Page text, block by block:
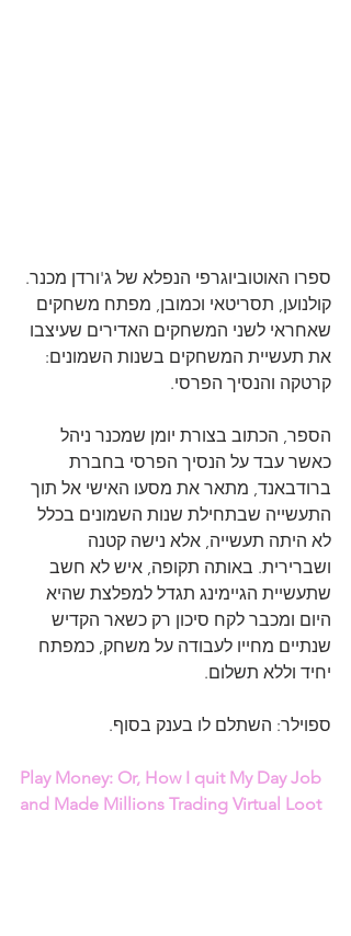
ספרו האוטוביוגרפי הנפלא של ג'ורדן מכנר.
קולנוען, תסריטאי וכמובן, מפתח משחקים
שאחראי לשני המשחקים האדירים שעיצבו
את תעשיית המשחקים בשנות השמונים:
קרטקה והנסיך הפרסי.
הספר, הכתוב בצורת יומן שמכנר ניהל
כאשר עבד על הנסיך הפרסי בחברת
ברודבאנד, מתאר את מסעו האישי אל תוך
התעשייה שבתחילת שנות השמונים בכלל
לא היתה תעשייה, אלא נישה קטנה
ושברירית. באותה תקופה, איש לא חשב
שתעשיית הגיימינג תגדל למפלצת שהיא
היום ומכבר לקח סיכון רק כשאר הקדיש
שנתיים מחייו לעבודה על משחק, כמפתח
יחיד וללא תשלום.
ספוילר: השתלם לו בענק בסוף.
Play Money: Or, How I quit My Day Job
and Made Millions Trading Virtual Loot